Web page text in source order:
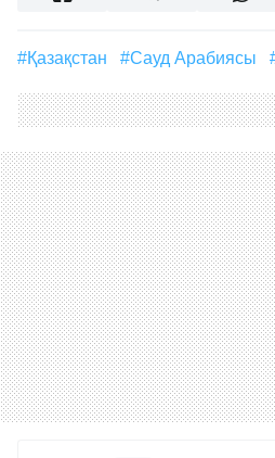
#Қазақстан #Сауд Арабиясы